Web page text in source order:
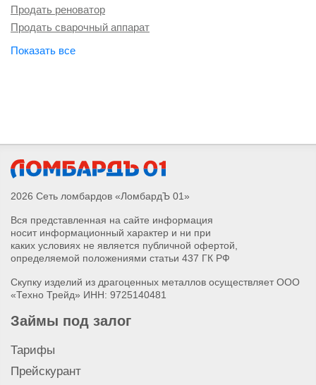
Продать реноватор
Продать сварочный аппарат
Продать лазерный нивелир
Продать лобзик
Продать болгарку (УШМ) DeWalt
Продать болгарку (УШМ) Bosch
Продать болгарку (УШМ) Metabo
Продать болгарку (УШМ)
Продать шуруповерт DeWalt
Продать шуруповерт Metabo
Продать шуруповерт
Продать перфоратор Metabo
2026 Сеть ломбардов «ЛомбардЪ 01»
Вся представленная на сайте информация
носит информационный характер и ни при
каких условиях не является публичной офертой,
определяемой положениями статьи 437 ГК РФ
Скупку изделий из драгоценных металлов осуществляет ООО
«Техно Трейд» ИНН: 9725140481
Займы под залог
Тарифы
Прейскурант